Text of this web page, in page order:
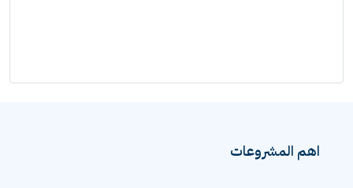
اهم المشروعات